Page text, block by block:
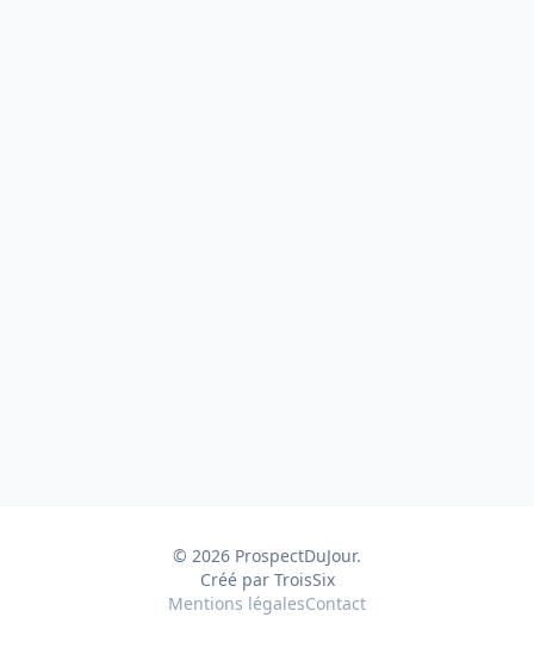
© 2026 ProspectDuJour.
Créé par TroisSix
Mentions légalesContact